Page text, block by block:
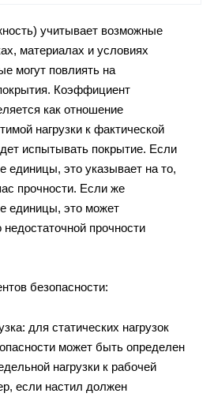
учитывает возможные
материалах и условиях
могут повлиять на
Коэффициент
как отношение
нагрузки к фактической
испытывать покрытие. Если
это указывает на то,
прочности. Если же
единицы, это может
прочности
безопасности:
для статических нагрузок
может быть определен
нагрузки к рабочей
если настил должен